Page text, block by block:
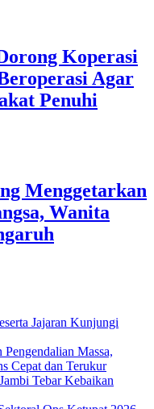
Koperasi
Agar
Penuhi
Menggetarkan
Wanita
Jajaran Kunjungi
Massa,
Cepat dan Terukur
Tebar Kebaikan